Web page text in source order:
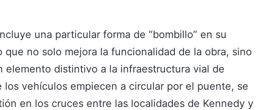
una particular forma de “bombillo” en su
no solo mejora la funcionalidad de la obra, sino
elemento distintivo a la infraestructura vial de
los vehículos empiecen a circular por el puente, se
en los cruces entre las localidades de Kennedy y